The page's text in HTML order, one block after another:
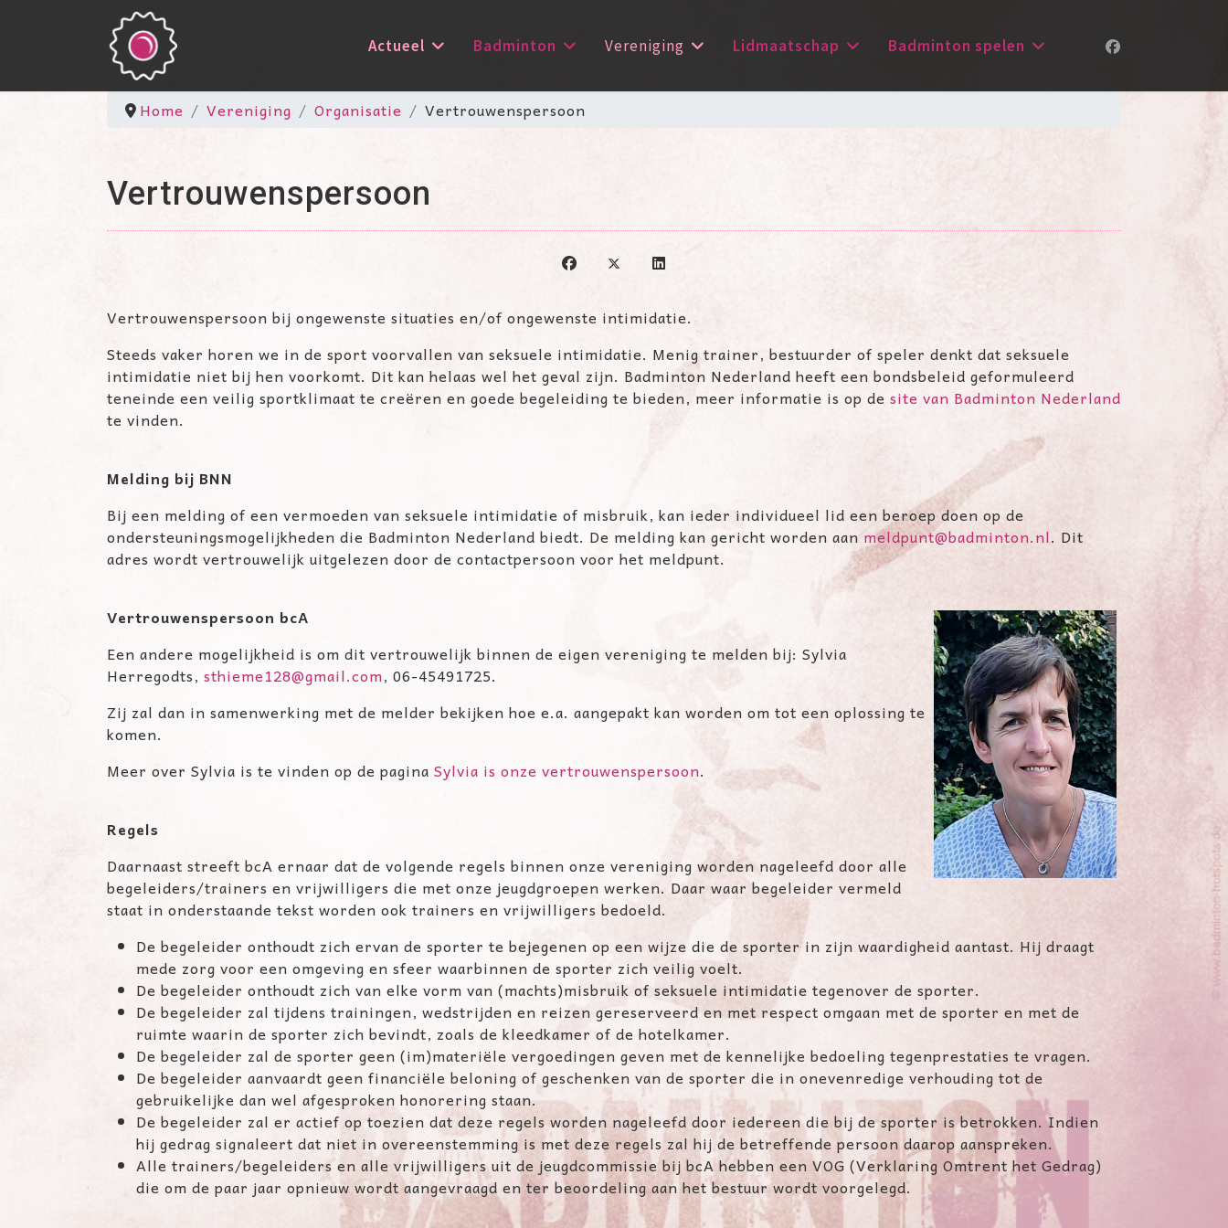
Actueel Badminton Vereniging Lidmaatschap Badminton spelen
Home Vereniging Organisatie Vertrouwenspersoon
Vertrouwenspersoon
Vertrouwenspersoon bij ongewenste situaties en/of ongewenste intimidatie.
Steeds vaker horen we in de sport voorvallen van seksuele intimidatie. Menig trainer, bestuurder of speler denkt dat seksuele
intimidatie niet bij hen voorkomt. Dit kan helaas wel het geval zijn. Badminton Nederland heeft een bondsbeleid geformuleerd
teneinde een veilig sportklimaat te creëren en goede begeleiding te bieden, meer informatie is op de site van Badminton Nederland
te vinden.
Melding bij BNN
Bij een melding of een vermoeden van seksuele intimidatie of misbruik, kan ieder individueel lid een beroep doen op de
ondersteuningsmogelijkheden die Badminton Nederland biedt. De melding kan gericht worden aanmeldpunt@badminton.nl. Dit
adres wordt vertrouwelijk uitgelezen door de contactpersoon voor het meldpunt.
Vertrouwenspersoon bcA
Een andere mogelijkheid is om dit vertrouwelijk binnen de eigen vereniging te melden bij: Sylvia
Herregodts, sthieme128@gmail.com, 06-45491725.
Zij zal dan in samenwerking met de melder bekijken hoe e.a. aangepakt kan worden om tot een oplossing te
komen.
Meer over Sylvia is te vinden op de pagina Sylvia is onze vertrouwenspersoon.
Regels
Daarnaast streeft bcA ernaar dat de volgende regels binnen onze vereniging worden nageleefd door alle
begeleiders/trainers en vrijwilligers die met onze jeugdgroepen werken. Daar waar begeleider vermeld
staat in onderstaande tekst worden ook trainers en vrijwilligers bedoeld.
De begeleider onthoudt zich ervan de sporter te bejegenen op een wijze die de sporter in zijn waardigheid aantast. Hij draagt
mede zorg voor een omgeving en sfeer waarbinnen de sporter zich veilig voelt.
De begeleider onthoudt zich van elke vorm van (machts)misbruik of seksuele intimidatie tegenover de sporter.
De begeleider zal tijdens trainingen, wedstrijden en reizen gereserveerd en met respect omgaan met de sporter en met de
ruimte waarin de sporter zich bevindt, zoals de kleedkamer of de hotelkamer.
De begeleider zal de sporter geen (im)materiële vergoedingen geven met de kennelijke bedoeling tegenprestaties te vragen.
De begeleider aanvaardt geen financiële beloning of geschenken van de sporter die in onevenredige verhouding tot de
gebruikelijke dan wel afgesproken honorering staan.
De begeleider zal er actief op toezien dat deze regels worden nageleefd door iedereen die bij de sporter is betrokken. Indien
hij gedrag signaleert dat niet in overeenstemming is met deze regels zal hij de betreffende persoon daarop aanspreken.
Alle trainers/begeleiders en alle vrijwilligers uit de jeugdcommissie bij bcA hebben een VOG (Verklaring Omtrent het Gedrag)
die om de paar jaar opnieuw wordt aangevraagd en ter beoordeling aan het bestuur wordt voorgelegd.